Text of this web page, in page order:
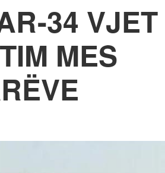
34
MES